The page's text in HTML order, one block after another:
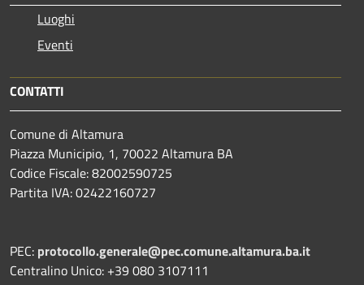
Luoghi
Eventi
CONTATTI
Comune di Altamura
Piazza Municipio, 1, 70022 Altamura BA
Codice Fiscale: 82002590725
Partita IVA: 02422160727
PEC: protocollo.generale@pec.comune.altamura.ba.it
Centralino Unico: +39 080 3107111